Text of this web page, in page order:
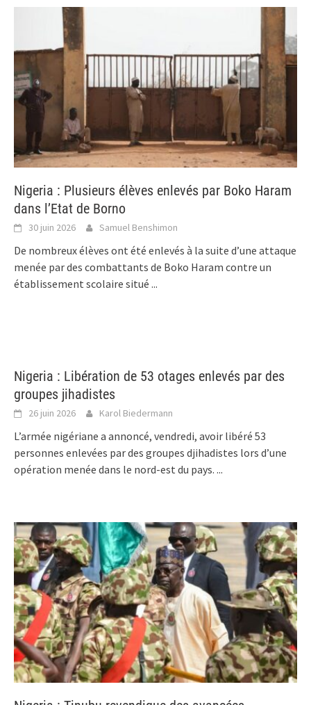
Nigeria : Plusieurs élèves enlevés par Boko Haram
dans l’Etat de Borno
30 juin 2026 Samuel Benshimon
De nombreux élèves ont été enlevés à la suite d’une attaque
menée par des combattants de Boko Haram contre un
établissement scolaire situé ...
Nigeria : Libération de 53 otages enlevés par des
groupes jihadistes
26 juin 2026 Karol Biedermann
L’armée nigériane a annoncé, vendredi, avoir libéré 53
personnes enlevées par des groupes djihadistes lors d’une
opération menée dans le nord-est du pays. ...